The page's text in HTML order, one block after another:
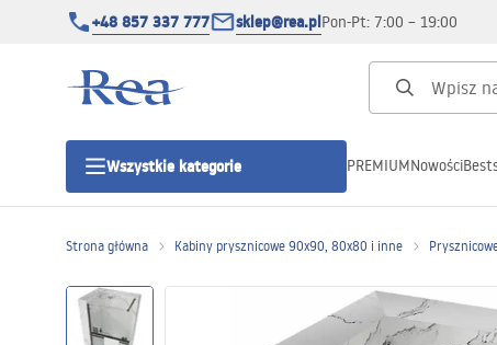
+48 857 337 777 sklep@rea.plPon-Pt: 7:00 – 19:00
Wszystkie kategorie
Kategorie produktowe
Kabiny prysznicowe
PREMIUMNowości
Strona główna Kabiny prysznicowe 90x90, 80x80 i inne